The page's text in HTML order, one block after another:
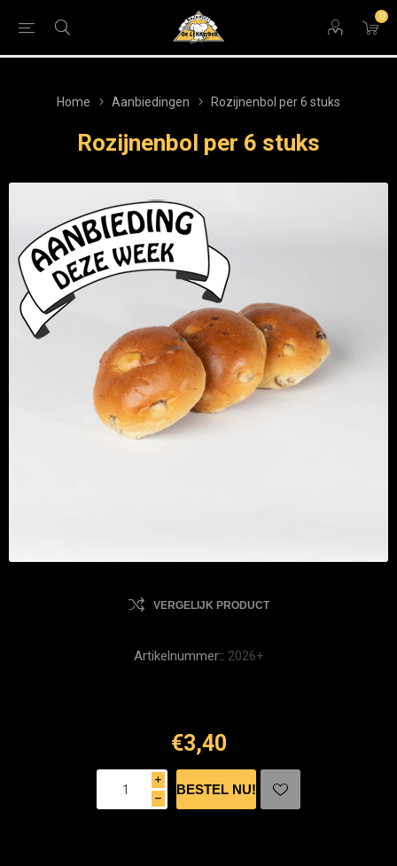
0
Home Aanbiedingen Rozijnenbol per 6 stuks
Rozijnenbol per 6 stuks
VERGELIJK PRODUCT
Artikelnummer:: 2026+
€3,40
i
h